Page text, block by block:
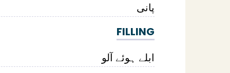
پانی
FILLING
ابلے ہوئے آلو